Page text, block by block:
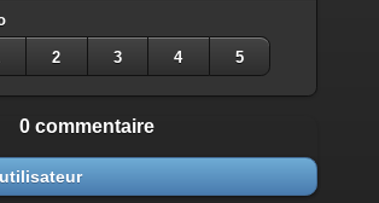
2 3 4 5
0 commentaire